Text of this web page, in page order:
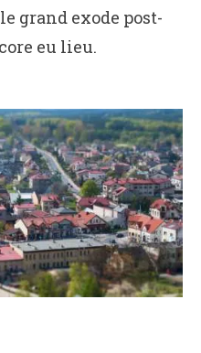
grand exode post-
eu lieu.